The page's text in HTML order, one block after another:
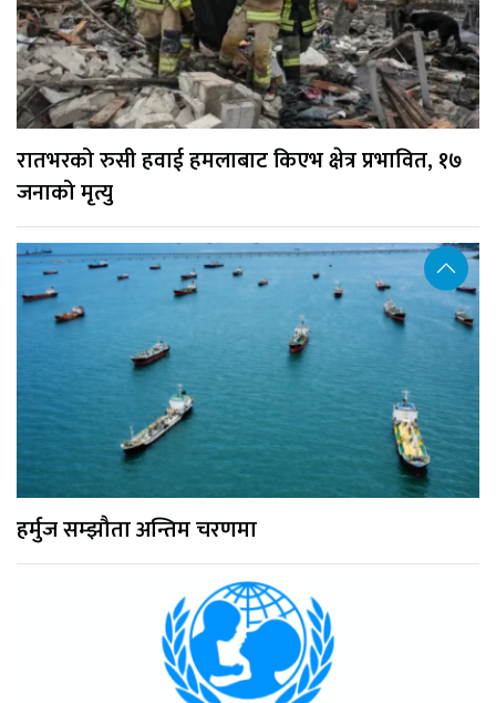
रातभरको रुसी हवाई हमलाबाट किएभ क्षेत्र प्रभावित, १७
जनाको मृत्यु
हर्मुज सम्झौता अन्तिम चरणमा